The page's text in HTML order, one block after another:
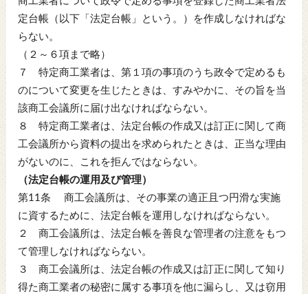
定台帳（以下「法定台帳」という。）を作成しなければな
らない。
（２～６項まで略）
７ 特定商工業者は、第１項の事項のうち政令で定めるも
のについて変更を生じたときは、すみやかに、その旨を当
該商工会議所に届け出なければならない。
８ 特定商工業者は、法定台帳の作成又は訂正に関して商
工会議所から資料の提出を求められたときは、正当な理由
がないのに、これを拒んではならない。
（法定台帳の運用及び管理）
第11条 商工会議所は、その事業の適正且つ円滑な実施
に資するために、法定台帳を運用しなければならない。
２ 商工会議所は、法定台帳を善良な管理者の注意をもつ
て管理しなければならない。
３ 商工会議所は、法定台帳の作成又は訂正に関して知り
得た商工業者の秘密に属する事項を他に漏らし、又は窃用